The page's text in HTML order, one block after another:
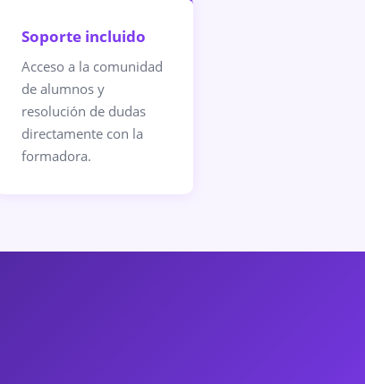
Soporte incluido
Acceso a la comunidad
de alumnos y
resolución de dudas
directamente con la
formadora.